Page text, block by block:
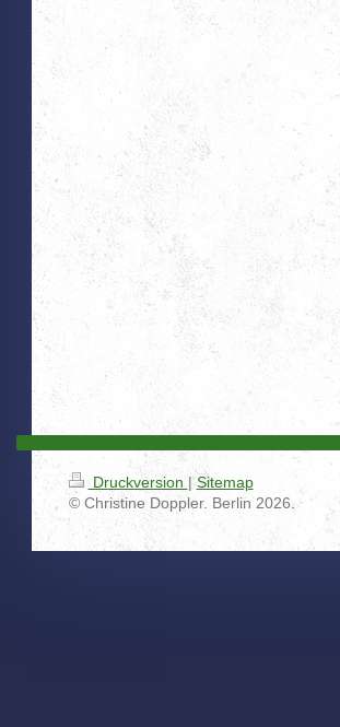
Druckversion | Sitemap
© Christine Doppler. Berlin 2026.